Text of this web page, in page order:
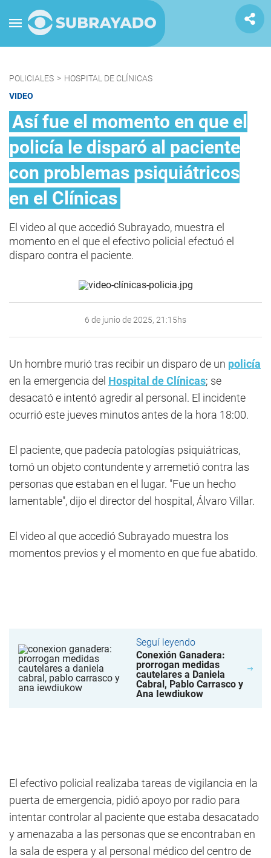
POLICIALES > HOSPITAL DE CLÍNICAS
VIDEO
Así fue el momento en que el
policía le disparó al paciente
con problemas psiquiátricos
en el Clínicas
El video al que accedió Subrayado, muestra el
momento en el que el efectivo policial efectuó el
disparo contra el paciente.
6 de junio de 2025, 21:15hs
Un hombre murió tras recibir un disparo de un policía
en la emergencia del Hospital de Clínicas; se
desacató e intentó agredir al personal. El incidente
ocurrió este jueves minutos antes de la hora 18:00.
El paciente, que padecía patologías psiquiátricas,
tomó un objeto contundente y arremetió contra las
personas que estaban en el lugar. "Fue un hecho
lamentable", dijo el director del hospital, Álvaro Villar.
El video al que accedió Subrayado muestra los
momentos previos y el momento en que fue abatido.
Seguí leyendo
Conexión Ganadera:
prorrogan medidas
cautelares a Daniela
Cabral, Pablo Carrasco y
Ana Iewdiukow
El efectivo policial realizaba tareas de vigilancia en la
puerta de emergencia, pidió apoyo por radio para
intentar controlar al paciente que estaba desacatado
y amenazaba a las personas que se encontraban en
la sala de espera y al personal médico del centro de